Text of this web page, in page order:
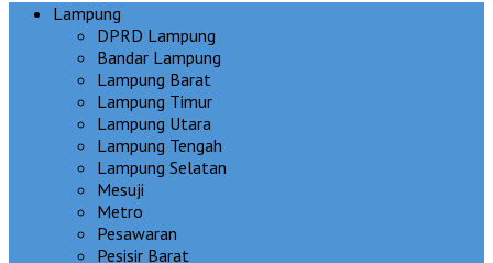
Lampung
DPRD Lampung
Bandar Lampung
Lampung Barat
Lampung Timur
Lampung Utara
Lampung Tengah
Lampung Selatan
Mesuji
Metro
Pesawaran
Pesisir Barat